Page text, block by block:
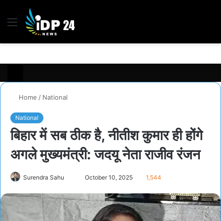
Menu
Home / National
National
बिहार में सब ठीक है, नीतीश कुमार ही होंगे
अगले मुख्यमंत्री: जदयू नेता राजीव रंजन
Surendra Sahu
n
d
October 10, 2025 1,544